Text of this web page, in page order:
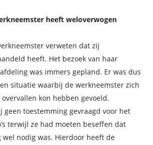
heeft weloverwogen
verweten dat zij
heeft. Het bezoek van haar
was immers gepland. Er was dus
situatie waarbij de werkneemster zich
kon hebben gevoeld.
geen toestemming gevraagd voor het
terwijl ze had moeten beseffen dat
wel nodig was. Hierdoor heeft de